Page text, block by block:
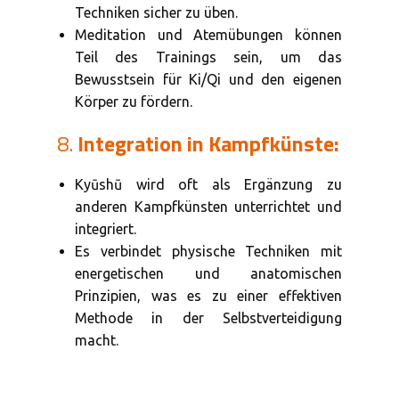
Techniken sicher zu üben.
Meditation und Atemübungen können
Teil des Trainings sein, um das
Bewusstsein für Ki/Qi und den eigenen
Körper zu fördern.
8. Integration in Kampfkünste:
Kyūshū wird oft als Ergänzung zu
anderen Kampfkünsten unterrichtet und
integriert.
Es verbindet physische Techniken mit
energetischen und anatomischen
Prinzipien, was es zu einer effektiven
Methode in der Selbstverteidigung
macht.